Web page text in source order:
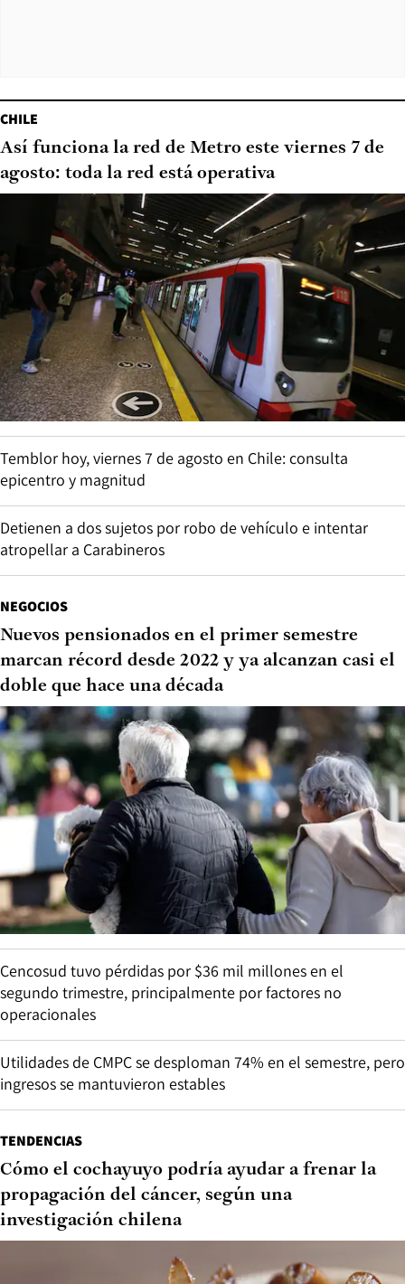
CHILE
Así funciona la red de Metro este viernes 7 de
agosto: toda la red está operativa
Temblor hoy, viernes 7 de agosto en Chile: consulta
epicentro y magnitud
Detienen a dos sujetos por robo de vehículo e intentar
atropellar a Carabineros
NEGOCIOS
Nuevos pensionados en el primer semestre
marcan récord desde 2022 y ya alcanzan casi el
doble que hace una década
Cencosud tuvo pérdidas por $36 mil millones en el
segundo trimestre, principalmente por factores no
operacionales
Utilidades de CMPC se desploman 74% en el semestre, pero
ingresos se mantuvieron estables
TENDENCIAS
Cómo el cochayuyo podría ayudar a frenar la
propagación del cáncer, según una
investigación chilena